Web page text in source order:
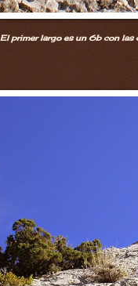
El primer largo es un 6b con las